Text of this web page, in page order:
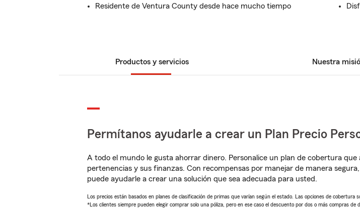
Residente de Ventura County desde hace mucho tiempo
Productos y servicios Nuestra
Permítanos ayudarle a crear un Plan Precio
A todo el mundo le gusta ahorrar dinero. Personalice un plan de cobertura
pertenencias y sus finanzas. Con recompensas por manejar de manera
puede ayudarle a crear una solución que sea adecuada para usted.
Los precios están basados en planes de clasificación de primas que varían según el estado. Las opciones de cobertura
*Los clientes siempre pueden elegir comprar solo una póliza, pero en ese caso el descuento por dos o más compras